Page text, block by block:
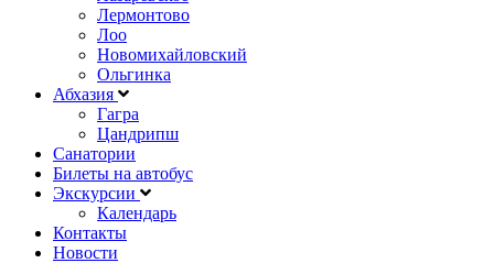
Лермонтово
Лоо
Новомихайловский
Ольгинка
Абхазия
Гагра
Цандрипш
Санатории
Билеты на автобус
Экскурсии
Календарь
Контакты
Новости